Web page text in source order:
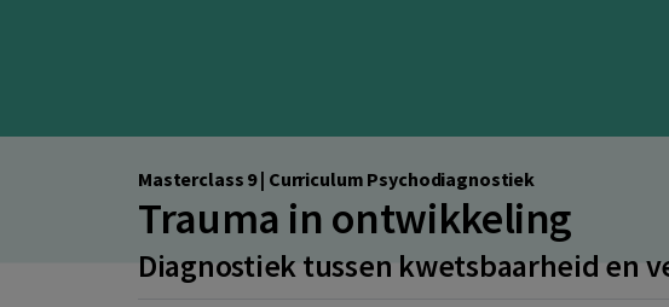
Masterclass 9 | Curriculum Psychodiagnostiek
Trauma in ontwikkeling
Diagnostiek tussen kwetsbaarheid en